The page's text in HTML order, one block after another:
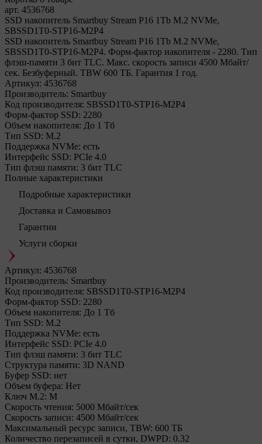
арт. 4536768
SSD накопитель Smartbuy Stream P16 1Tb M.2 NVMe,
SBSSD1T0-STP16-M2P4
SSD накопитель Smartbuy Stream P16 1Tb M.2 NVMe,
SBSSD1T0-STP16-M2P4. Форм-фактор накопителя - 2280. Тип
флэш-памяти 3 бит TLC. Макс. скорость записи 4500 Мбайт/
сек. Безбуферный. TBW 600 ТБ. Гарантия 1 год.
Артикул: 4536768
Производитель: Smartbuy
Код производителя: SBSSD1T0-STP16-M2P4
Форм-фактор SSD: 2280
Объем накопителя: До 1 Тб
Тип SSD: М.2
Поддержка NVMe: есть
Интерфейс SSD: PCIe 4.0
Тип флэш памяти: 3 бит TLC
Полные характеристики
Подробные характеристики
Доставка и Самовывоз
Гарантии
Услуги сборки
Артикул: 4536768
Производитель: Smartbuy
Код производителя: SBSSD1T0-STP16-M2P4
Форм-фактор SSD: 2280
Объем накопителя: До 1 Тб
Тип SSD: М.2
Поддержка NVMe: есть
Интерфейс SSD: PCIe 4.0
Тип флэш памяти: 3 бит TLC
Структура памяти: 3D NAND
Буфер SSD: нет
Объем буфера: Нет
Ключ M.2: M
Cкорость чтения: 5000 Мбайт/сек
Cкорость записи: 4500 Мбайт/сек
Максимальный ресурс записи, TBW: 600 ТБ
Количество перезаписей в сутки, DWPD: 0.32